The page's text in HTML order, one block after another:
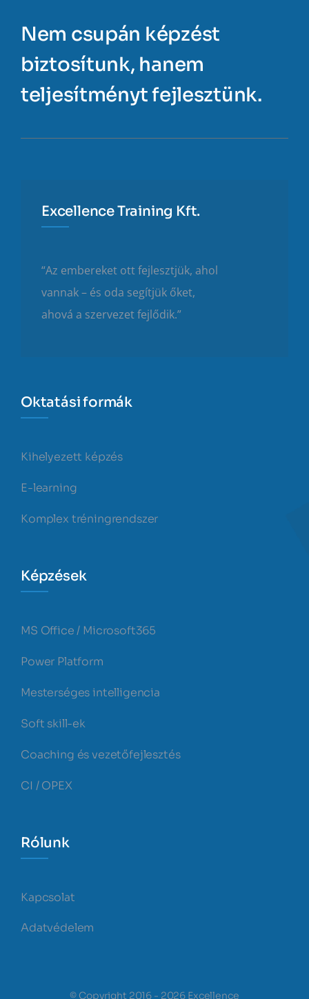
Nem csupán képzést
biztosítunk, hanem
teljesítményt fejlesztünk.
Excellence Training Kft.
“Az embereket ott fejlesztjük, ahol
vannak – és oda segítjük őket,
ahová a szervezet fejlődik.”
Oktatási formák
Kihelyezett képzés
E-learning
Komplex tréningrendszer
Képzések
MS Office / Microsoft365
Power Platform
Mesterséges intelligencia
Soft skill-ek
Coaching és vezetőfejlesztés
CI / OPEX
Rólunk
Kapcsolat
Adatvédelem
© Copyright 2016 - 2026 Excellence